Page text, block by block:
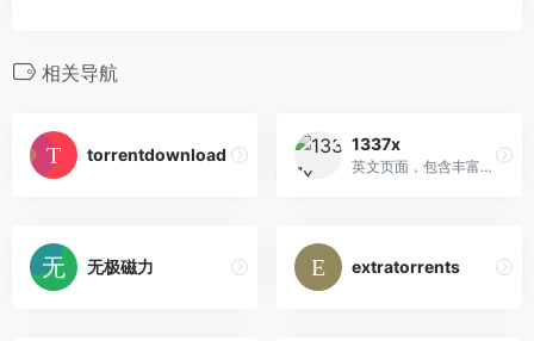
相关导航
torrentdownload
1337x
英文页面，包含丰富英文资源。
无极磁力 extratorrents